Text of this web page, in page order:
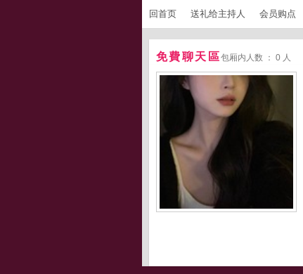
回首页 送礼给主持人 会员购点
免費聊天區包厢内人数 ： 0 人